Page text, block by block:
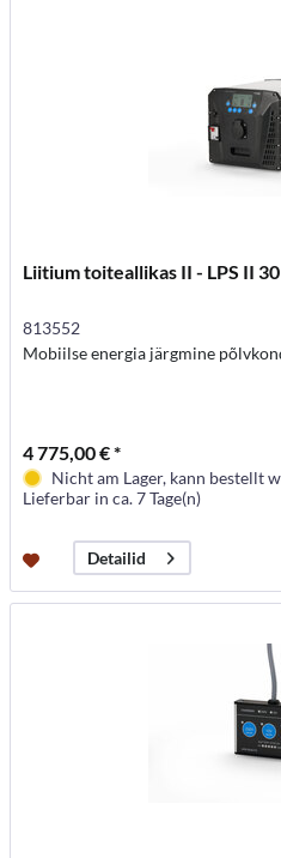
Liitium toiteallikas II - LPS II
813552
Mobiilse energia järgmine
4 775,00 € *
Nicht am Lager, kann bestellt
Lieferbar in ca. 7 Tage(n)
Detailid